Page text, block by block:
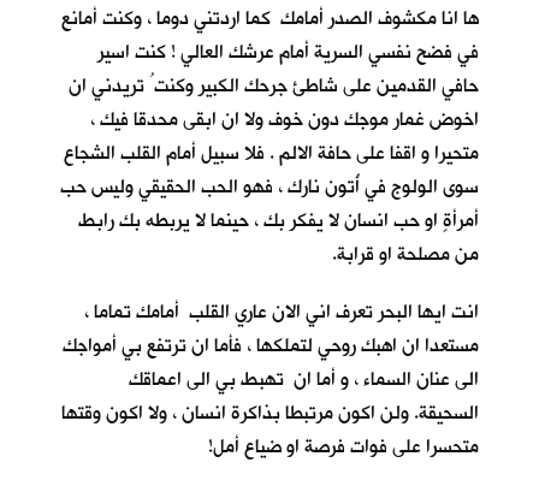
ها انا مكشوف الصدر أمامك كما اردتني دوما ، وكنت أمانع
في فضح نفسي السرية أمام عرشك العالي ! كنت اسير
حافي القدمين على شاطئ جرحك الكبير وكنت ُ تريدني ان
اخوض غمار موجك دون خوف ولا ان ابقى محدقا فيك ،
متحيرا و اقفا على حافة الالم . فلا سبيل أمام القلب الشجاع
سوى الولوج في أُتون نارك ، فهو الحب الحقيقي وليس حب
أمرأةٍ او حب انسان لا يفكر بك ، حينما لا يربطه بك رابط
من مصلحة او قرابة.
انت ايها البحر تعرف اني الان عاري القلب أمامك تماما ،
مستعدا ان اهبك روحي لتملكها ، فأما ان ترتفع بي أمواجك
الى عنان السماء ، و أما ان تهبط بي الى اعماقك
السحيقة. ولن اكون مرتبطا بذاكرة انسان ، ولا اكون وقتها
متحسرا على فوات فرصة او ضياع أمل!